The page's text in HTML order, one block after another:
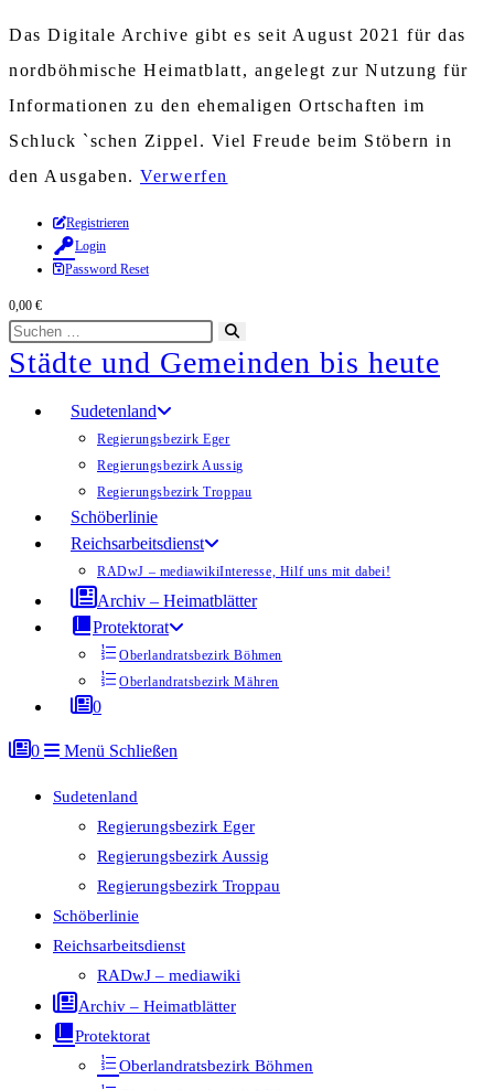
Das Digitale Archive gibt es seit August 2021 für das
nordböhmische Heimatblatt, angelegt zur Nutzung für
Informationen zu den ehemaligen Ortschaften im
Schluck `schen Zippel. Viel Freude beim Stöbern in
den Ausgaben. Verwerfen
Zum
Inhalt
springen
Registrieren
Login
Password Reset
0,00 €
Diese
Website
durchsuchen
starten
Städte und Gemeinden bis heute
Sudetenland
Regierungsbezirk Eger
Regierungsbezirk Aussig
Regierungsbezirk Troppau
Schöberlinie
Reichsarbeitsdienst
RADwJ – mediawikiInteresse, Hilf uns mit dabei!
Archiv – Heimatblätter
Protektorat
Oberlandratsbezirk Böhmen
Oberlandratsbezirk Mähren
0
0 Menü Schließen
Sudetenland
Regierungsbezirk Eger
Regierungsbezirk Aussig
Regierungsbezirk Troppau
Schöberlinie
Reichsarbeitsdienst
RADwJ – mediawiki
Archiv – Heimatblätter
Protektorat
Oberlandratsbezirk Böhmen